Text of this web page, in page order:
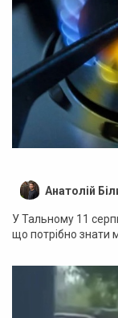
Анатолій
У Тальному 11
що потрібно знати